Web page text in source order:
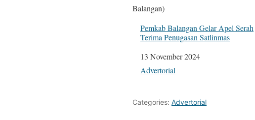
Balangan)
Pemkab Balangan Gelar Apel Serah
Terima Penugasan Satlinmas
Tanggal
13 November 2024
Sehubungan dengan
Advertorial
Categories: Advertorial